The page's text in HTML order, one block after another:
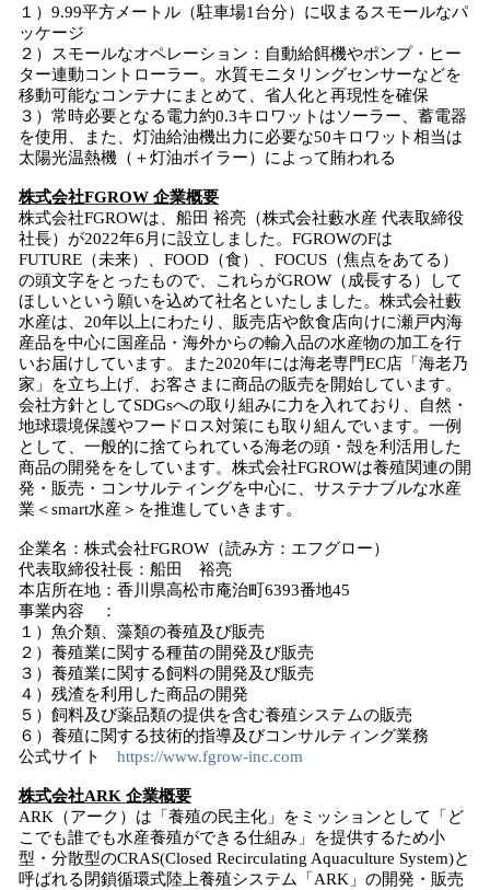
１）9.99平方メートル（駐車場1台分）に収まるスモールなパ
ッケージ
２）スモールなオペレーション：自動給餌機やポンプ・ヒー
ター連動コントローラー。水質モニタリングセンサーなどを
移動可能なコンテナにまとめて、省人化と再現性を確保
３）常時必要となる電力約0.3キロワットはソーラー、蓄電器
を使用、また、灯油給油機出力に必要な50キロワット相当は
太陽光温熱機（＋灯油ボイラー）によって賄われる
株式会社FGROW 企業概要
株式会社FGROWは、船田 裕亮（株式会社藪水産 代表取締役
社長）が2022年6月に設立しました。FGROWのFは
FUTURE（未来）、FOOD（食）、FOCUS（焦点をあてる）
の頭文字をとったもので、これらがGROW（成長する）して
ほしいという願いを込めて社名といたしました。株式会社藪
水産は、20年以上にわたり、販売店や飲食店向けに瀬戸内海
産品を中心に国産品・海外からの輸入品の水産物の加工を行
いお届けしています。また2020年には海老専門EC店「海老乃
家」を立ち上げ、お客さまに商品の販売を開始しています。
会社方針としてSDGsへの取り組みに力を入れており、自然・
地球環境保護やフードロス対策にも取り組んでいます。一例
として、一般的に捨てられている海老の頭・殻を利活用した
商品の開発ををしています。株式会社FGROWは養殖関連の開
発・販売・コンサルティングを中心に、サステナブルな水産
業＜smart水産＞を推進していきます。
企業名：株式会社FGROW（読み方：エフグロー）
代表取締役社長：船田 裕亮
本店所在地：香川県高松市庵治町6393番地45
事業内容 ：
１）魚介類、藻類の養殖及び販売
２）養殖業に関する種苗の開発及び販売
３）養殖業に関する飼料の開発及び販売
４）残渣を利用した商品の開発
５）飼料及び薬品類の提供を含む養殖システムの販売
６）養殖に関する技術的指導及びコンサルティング業務
公式サイト https://www.fgrow-inc.com
株式会社ARK 企業概要
ARK（アーク）は「養殖の民主化」をミッションとして「ど
こでも誰でも水産養殖ができる仕組み」を提供するため小
型・分散型のCRAS(Closed Recirculating Aquaculture System)と
呼ばれる閉鎖循環式陸上養殖システム「ARK」の開発・販売